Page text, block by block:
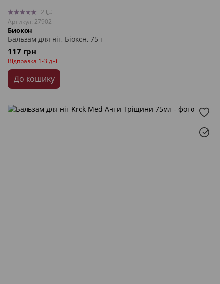
2
Артикул: 27902
Биокон
Бальзам для ніг, Біокон, 75 г
117 грн
Відправка 1-3 дні
До кошику